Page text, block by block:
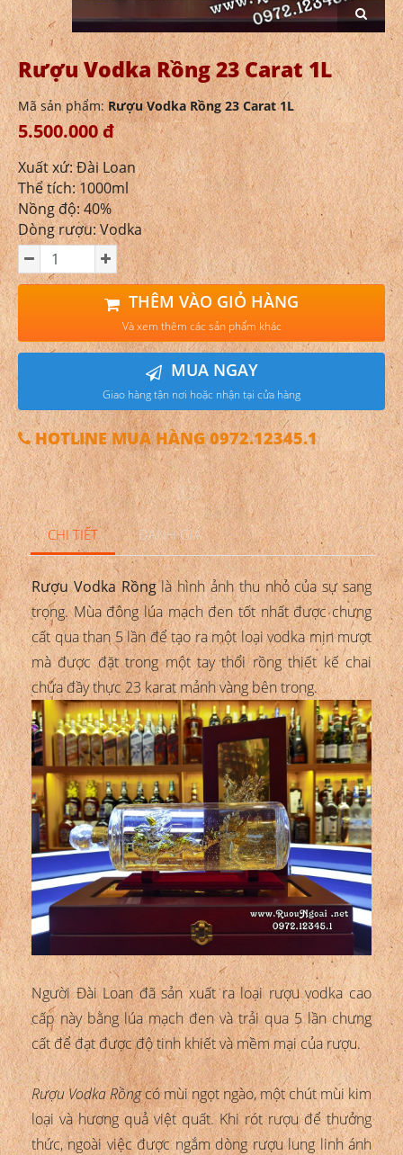
Rượu Vodka Rồng 23 Carat 1L
Mã sản phẩm:Rượu Vodka Rồng 23 Carat 1L
5.500.000 đ
Xuất xứ: Đài Loan
Thể tích: 1000ml
Nồng độ: 40%
Dòng rượu: Vodka
THÊM VÀO GIỎ HÀNG
Và xem thêm các sản phẩm khác
MUA NGAY
Giao hàng tận nơi hoặc nhận tại cửa hàng
HOTLINE MUA HÀNG 0972.12345.1
CHI TIẾT ĐÁNH GIÁ
Rượu Vodka Rồnglà hình ảnh thu nhỏ của sự sang
trọng. Mùa đông lúa mạch đen tốt nhất được chưng
cất qua than 5 lần để tạo ra một loại vodka mịn mượt
mà được đặt trong một tay thổi rồng thiết kế chai
chứa đầy thực 23 karat mảnh vàng bên trong.
Người Đài Loan đã sản xuất ra loại rượu vodka cao
cấp này bằng lúa mạch đen và trải qua 5 lần chưng
cất để đạt được độ tinh khiết và mềm mại của rượu.
Rượu Vodka Rồngcó mùi ngọt ngào, một chút mùi kim
loại và hương quả việt quất. Khi rót rượu để thưởng
thức, ngoài việc được ngắm dòng rượu lung linh ánh